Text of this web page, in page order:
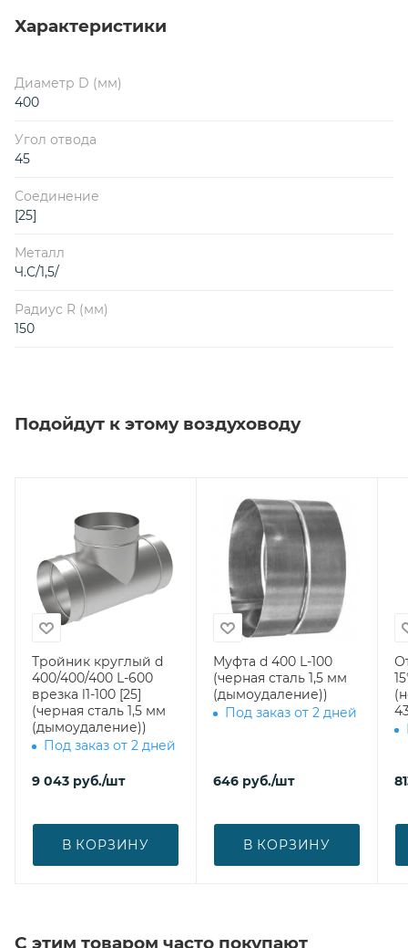
Характеристики
Диаметр D (мм)
400
Угол отвода
45
Соединение
[25]
Металл
Ч.С/1,5/
Радиус R (мм)
150
Подойдут к этому воздуховоду
Тройник круглый d
400/400/400 L-600
врезка l1-100 [25]
(черная сталь 1,5 мм
(дымоудаление))
Под заказ от 2 дней
9 043 руб./шт
В КОРЗИНУ
Муфта d 400 L-100
(черная сталь 1,5 мм
(дымоудаление))
Под заказ от 2 дней
646 руб./шт
В КОРЗИНУ
С этим товаром часто покупают